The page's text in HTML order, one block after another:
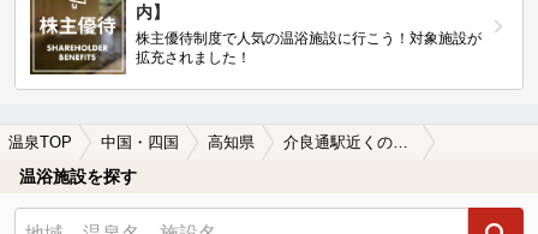
内】
株主優待制度で人気の温浴施設に行こう！対象施設が
拡充されました！
温泉TOP 中国・四国 高知県
温浴施設を探す